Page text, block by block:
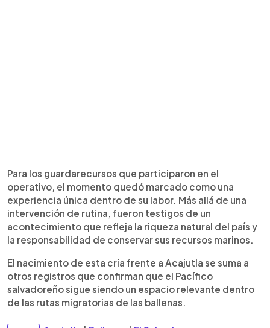
Para los guardarecursos que participaron en el
operativo, el momento quedó marcado como una
experiencia única dentro de su labor. Más allá de una
intervención de rutina, fueron testigos de un
acontecimiento que refleja la riqueza natural del país y
la responsabilidad de conservar sus recursos marinos.
El nacimiento de esta cría frente a Acajutla se suma a
otros registros que confirman que el Pacífico
salvadoreño sigue siendo un espacio relevante dentro
de las rutas migratorias de las ballenas.